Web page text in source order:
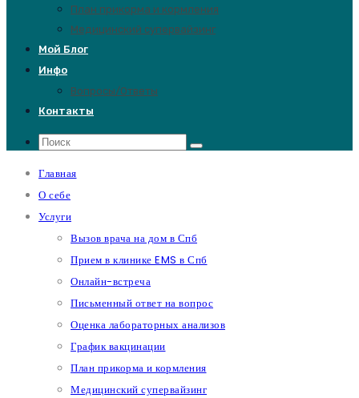
План прикорма и кормления
Медицинский супервайзинг
Мой Блог
Инфо
Вопросы/Ответы
Контакты
Главная
О себе
Услуги
Вызов врача на дом в Спб
Прием в клинике EMS в Спб
Онлайн-встреча
Письменный ответ на вопрос
Оценка лабораторных анализов
График вакцинации
План прикорма и кормления
Медицинский супервайзинг